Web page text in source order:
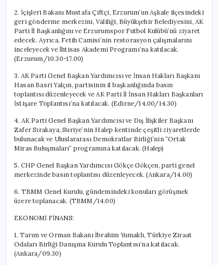
2. İçişleri Bakanı Mustafa Çiftçi, Erzurum’un Aşkale ilçesindeki
geri gönderme merkezini, Valiliği, Büyükşehir Belediyesini, AK
Parti İl Başkanlığını ve Erzurumspor Futbol Kulübü’nü ziyaret
edecek. Ayrıca, Fetih Camisi’nin restorasyon çalışmalarını
inceleyecek ve İhtisas Akademi Programı’na katılacak.
(Erzurum/10.30-17.00)
3. AK Parti Genel Başkan Yardımcısı ve İnsan Hakları Başkanı
Hasan Basri Yalçın, partisinin il başkanlığında basın
toplantısı düzenleyecek ve AK Parti İl İnsan Hakları Başkanları
İstişare Toplantısı’na katılacak. (Edirne/14.00/14.30)
4. AK Parti Genel Başkan Yardımcısı ve Dış İlişkiler Başkanı
Zafer Sırakaya, Suriye’nin Halep kentinde çeşitli ziyaretlerde
bulunacak ve Uluslararası Demokratlar Birliği’nin “Ortak
Miras Buluşmaları” programına katılacak. (Halep)
5. CHP Genel Başkan Yardımcısı Gökçe Gökçen, parti genel
merkezinde basın toplantısı düzenleyecek. (Ankara/14.00)
6. TBMM Genel Kurulu, gündemindeki konuları görüşmek
üzere toplanacak. (TBMM/14.00)
EKONOMİ FİNANS:
1. Tarım ve Orman Bakanı İbrahim Yumaklı, Türkiye Ziraat
Odaları Birliği Danışma Kurulu Toplantısı’na katılacak.
(Ankara/09.30)